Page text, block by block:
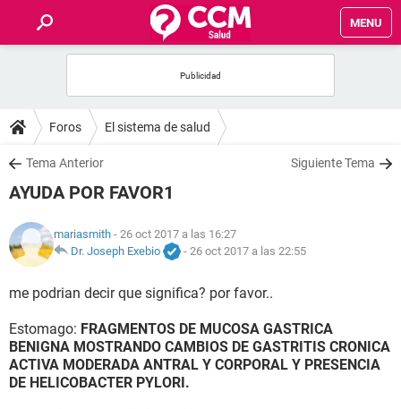
MENU
FOROS
SALUD
NUTRICIÓN
BIENESTAR
SEXUALIDAD
GLOSARIO
Foros El sistema de salud
Tema Anterior Siguiente Tema
AYUDA POR FAVOR1
mariasmith - 26 oct 2017 a las 16:27
Dr. Joseph Exebio
- 26 oct 2017 a las 22:55
me podrian decir que significa? por favor..
Estomago: FRAGMENTOS DE MUCOSA GASTRICA
BENIGNA MOSTRANDO CAMBIOS DE GASTRITIS CRONICA
ACTIVA MODERADA ANTRAL Y CORPORAL Y PRESENCIA
DE HELICOBACTER PYLORI.